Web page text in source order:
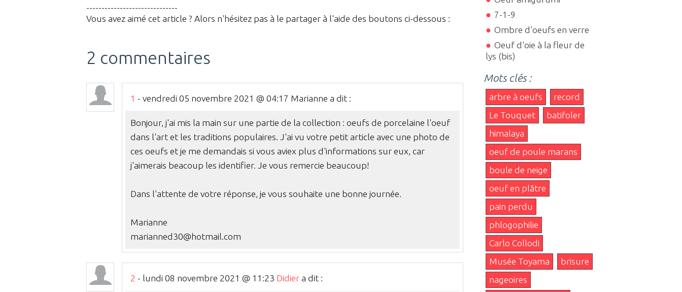
------------------------------
Vous avez aimé cet article ? Alors n'hésitez pas à le partager à l'aide des boutons ci-dessous :
2 commentaires
1 - vendredi 05 novembre 2021 @ 04:17 Marianne a dit :
Bonjour, j'ai mis la main sur une partie de la collection : oeufs de porcelaine l'oeuf
dans l'art et les traditions populaires. J'ai vu votre petit article avec une photo de
ces oeufs et je me demandais si vous aviex plus d'informations sur eux, car
j'aimerais beacoup les identifier. Je vous remercie beaucoup!
Dans l'attente de votre réponse, je vous souhaite une bonne journée.
Marianne
marianned30@hotmail.com
2 - lundi 08 novembre 2021 @ 11:23 Didier a dit :
7-1-9
Ombre d'oeufs en verre
Oeuf d'oie à la fleur de
lys (bis)
Mots clés :
arbre à oeufs
record
Le Touquet
batifoler
himalaya
oeuf de poule marans
boule de neige
oeuf en plâtre
pain perdu
phlogophilie
Carlo Collodi
Musée Toyama
brisure
nageoires